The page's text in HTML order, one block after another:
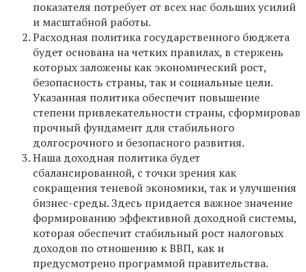
показателя потребует от всех нас больших усилий
и масштабной работы.
Расходная политика государственного бюджета
будет основана на четких правилах, в стержень
которых заложены как экономический рост,
безопасность страны, так и социальные цели.
Указанная политика обеспечит повышение
степени привлекательности страны, сформировав
прочный фундамент для стабильного
долгосрочного и безопасного развития.
Наша доходная политика будет
сбалансированной, с точки зрения как
сокращения теневой экономики, так и улучшения
бизнес-среды. Здесь придается важное значение
формированию эффективной доходной системы,
которая обеспечит стабильный рост налоговых
доходов по отношению к ВВП, как и
предусмотрено программой правительства.